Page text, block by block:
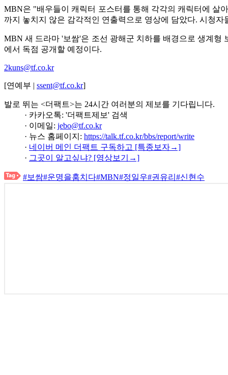
MBN은 "배우들이 캐릭터 포스터를 통해 각각의 캐릭터에 살
까지 놓치지 않은 감각적인 연출력으로 영상에 담았다. 시청
MBN 새 드라마 '보쌈'은 조선 광해군 치하를 배경으로 생계형
에서 독점 공개할 예정이다.
2kuns@tf.co.kr
[연예부 | ssent@tf.co.kr]
발로 뛰는 <더팩트>는 24시간 여러분의 제보를 기다립니다.
· 카카오톡: '더팩트제보' 검색
· 이메일: jebo@tf.co.kr
· 뉴스 홈페이지: https://talk.tf.co.kr/bbs/report/write
· 네이버 메인 더팩트 구독하고 [특종보자→]
· 그곳이 알고싶냐? [영상보기→]
#보쌈#운명을훔치다#MBN#정일우#권유리 #신현수